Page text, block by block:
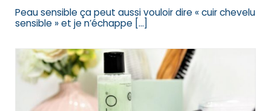
Peau sensible ça peut aussi vouloir dire « cuir chevelu
sensible » et je n’échappe […]